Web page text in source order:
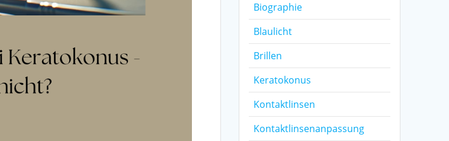
Biographie
Blaulicht
Brillen
Keratokonus
Kontaktlinsen
Kontaktlinsenanpassung